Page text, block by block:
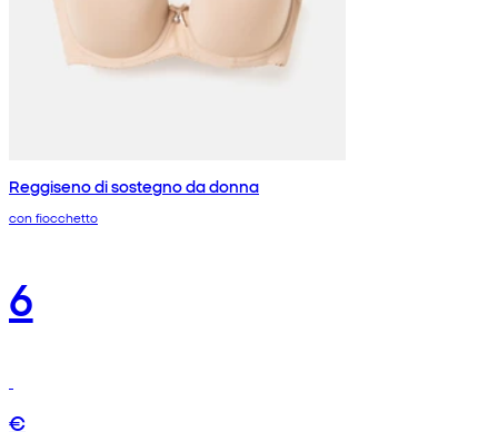
Reggiseno di sostegno da donna
con fiocchetto
6
€